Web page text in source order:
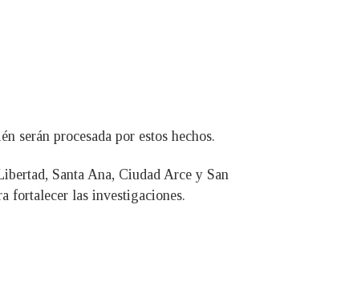
serán procesada por estos hechos.
Santa Ana, Ciudad Arce y San
fortalecer las investigaciones.